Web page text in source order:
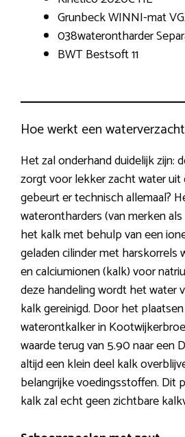
Grunbeck WINNI-mat
038waterontharder
BWT Bestsoft 11
Hoe werkt een
Het zal onderhand duidelijk zijn:
zorgt voor lekker zacht water uit
gebeurt er technisch allemaal?
waterontharders (van merken
het kalk met behulp van een
geladen cilinder met harskorrels
en calciumionen (kalk) voor
deze handeling wordt het water
kalk gereinigd. Door het
waterontkalker in
waarde terug van 5.90 naar een
altijd een klein deel kalk
belangrijke voedingsstoffen. Dit
kalk zal echt geen zichtbare